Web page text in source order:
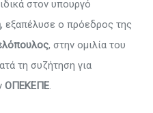
στον υπουργό
, εξαπέλυσε ο πρόεδρος της
, στην ομιλία του
τη συζήτηση για
ΟΠΕΚΕΠΕ.